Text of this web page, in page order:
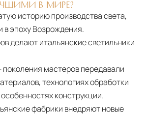
В МИРЕ?
историю производства света,
эпоху Возрождения.
делают итальянские светильники
поколения мастеров передавали
технологиях обработки
конструкции.
фабрики внедряют новые